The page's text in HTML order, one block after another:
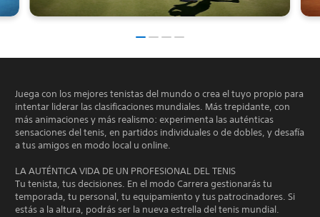
Juega con los mejores tenistas del mundo o crea el tuyo propio para
intentar liderar las clasificaciones mundiales. Más trepidante, con
más animaciones y más realismo: experimenta las auténticas
sensaciones del tenis, en partidos individuales o de dobles, y desafía
a tus amigos en modo local u online.
LA AUTÉNTICA VIDA DE UN PROFESIONAL DEL TENIS
Tu tenista, tus decisiones. En el modo Carrera gestionarás tu
temporada, tu personal, tu equipamiento y tus patrocinadores. Si
estás a la altura, podrás ser la nueva estrella del tenis mundial.